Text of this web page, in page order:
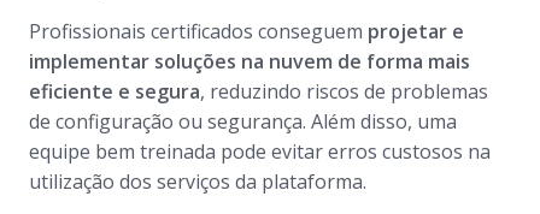
Profissionais certificados conseguem projetar e
implementar soluções na nuvem de forma mais
eficiente e segura, reduzindo riscos de problemas
de configuração ou segurança. Além disso, uma
equipe bem treinada pode evitar erros custosos na
utilização dos serviços da plataforma.